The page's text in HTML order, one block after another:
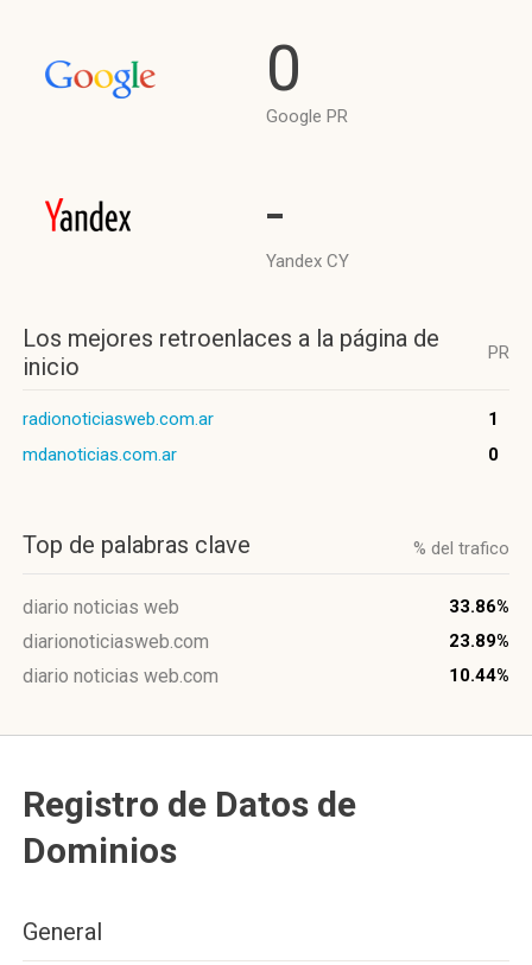
0
Google PR
-
Yandex CY
Los mejores retroenlaces a la página de
inicio
PR
radionoticiasweb.com.ar
1
mdanoticias.com.ar
0
Top de palabras clave % del trafico
diario noticias web 33.86%
diarionoticiasweb.com 23.89%
diario noticias web.com 10.44%
Registro de Datos de
Dominios
General